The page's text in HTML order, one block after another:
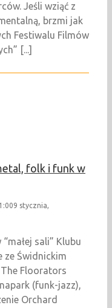
Jeśli wziąć z
brzmi jak
Festiwalu Filmów
[...]
folk i funk w
9 stycznia,
sali” Klubu
ze Świdnickim
Floorators
(funk-jazz),
Orchard